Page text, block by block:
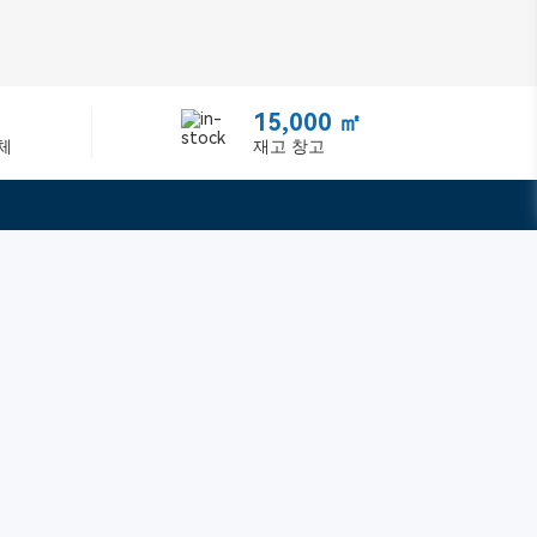
15,000 ㎡
재고 창고